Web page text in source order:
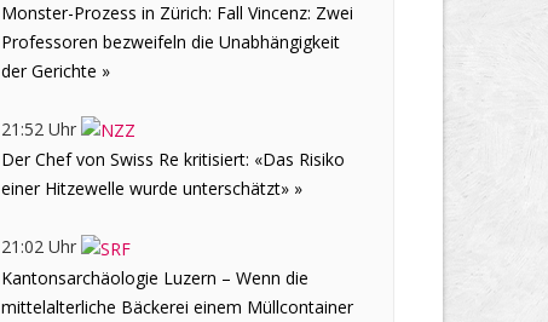
Monster-Prozess in Zürich: Fall Vincenz: Zwei
Professoren bezweifeln die Unabhängigkeit
der Gerichte »
21:52 Uhr
Der Chef von Swiss Re kritisiert: «Das Risiko
einer Hitzewelle wurde unterschätzt» »
21:02 Uhr
Kantonsarchäologie Luzern – Wenn die
mittelalterliche Bäckerei einem Müllcontainer